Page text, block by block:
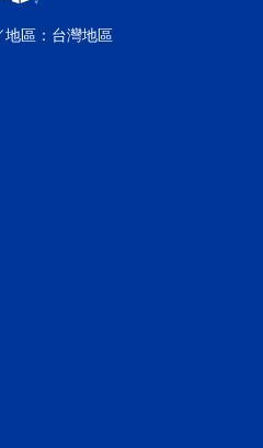
地區：台灣地區